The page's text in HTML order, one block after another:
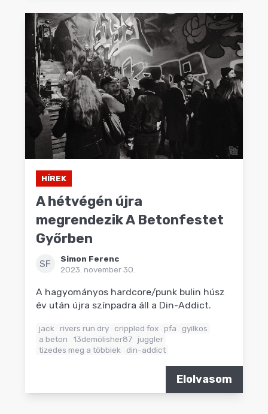
HÍREK
A hétvégén újra
megrendezik A Betonfestet
Győrben
SF
Simon Ferenc
2023. november 30.
A hagyományos hardcore/punk bulin húsz
év után újra színpadra áll a Din-Addict.
jack rivers run dry crippled fox pfa
gyilkos
a beton
13demölisher87 juggler
tizedes meg a többiek
din-addict
Elolvasom